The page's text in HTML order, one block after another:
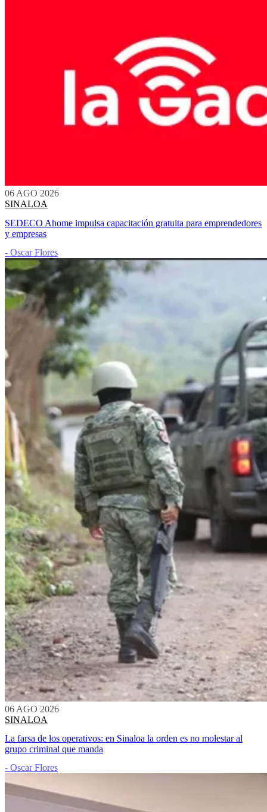
06 AGO 2026
SINALOA
SEDECO Ahome impulsa capacitación gratuita para emprendedores
y empresas
- Oscar Flores
06 AGO 2026
SINALOA
La farsa de los operativos: en Sinaloa la orden es no molestar al
grupo criminal que manda
- Oscar Flores